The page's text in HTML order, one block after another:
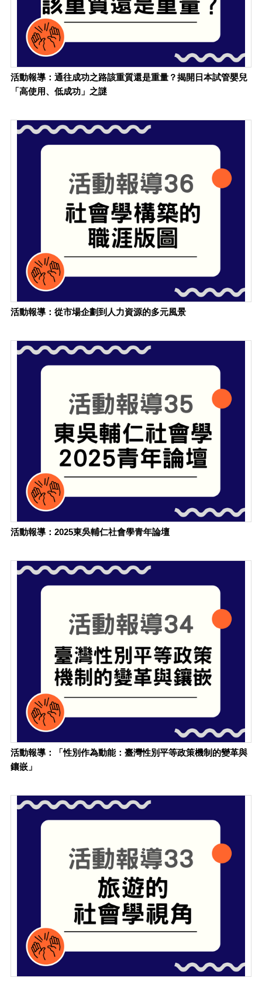
活動報導：通往成功之路該重質還是重量？揭開日本試管嬰兒
「高使用、低成功」之謎
活動報導：從市場企劃到人力資源的多元風景
活動報導：2025東吳輔仁社會學青年論壇
活動報導：「性別作為動能：臺灣性別平等政策機制的變革與
鑲嵌」